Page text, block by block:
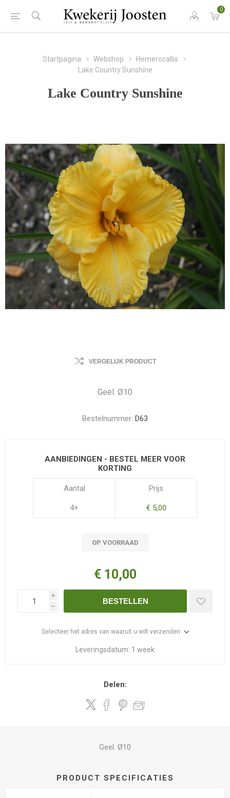
0
Startpagina Webshop
Hemerocallis
Lake Country Sunshine
Lake Country Sunshine
VERGELIJK PRODUCT
Geel. Ø10
Bestelnummer: D63
AANBIEDINGEN - BESTEL MEER VOOR
KORTING
Aantal
4+
Prijs
€ 5,00
OP VOORRAAD
€ 10,00
i
h
BESTELLEN
Selecteer het adres van waaruit u wilt verzenden
Leveringsdatum: 1 week
Delen:
Geel. Ø10
PRODUCT SPECIFICATIES